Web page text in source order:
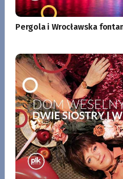
Pergola i Wrocławska